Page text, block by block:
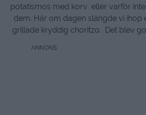
potatismos med korv eller varför inte
dem. Här om dagen slängde vi ihop
grillade kryddig choritzo. Det blev